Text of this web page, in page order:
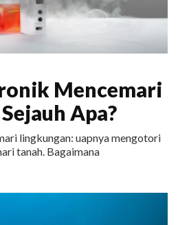
Mencemari
Apa?
lingkungan: uapnya mengotori
tanah. Bagaimana